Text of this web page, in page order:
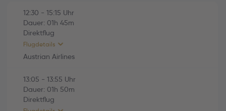
Austrian Airlines (OS770)
Di., 06.10.2026
16:00 Varna (VAR) -
16:50 Wien (VIE)
Economy
12:30 - 15:15 Uhr
Dauer: 01h 45m
Direktflug
Flugdetails
Austrian Airlines
HINFLUG (Direktflug)
Austrian Airlines (OS769)
13:05 - 13:55 Uhr
Dauer: 01h 50m
Direktflug